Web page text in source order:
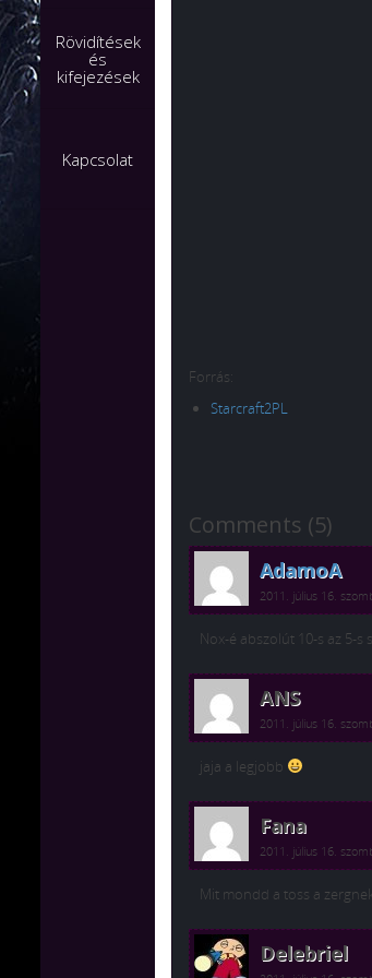
Rövidítések
és
kifejezések
Kapcsolat
Forrás:
Starcraft2PL
Comments (5)
AdamoA
2011. július 16.
Nox-é abszolút 10-s az 5-s
ANS
2011. július 16.
jaja a legjobb
Fana
2011. július 16.
Mit mondd a toss a zergnek
Delebriel